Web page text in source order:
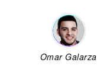
Omar Galarza